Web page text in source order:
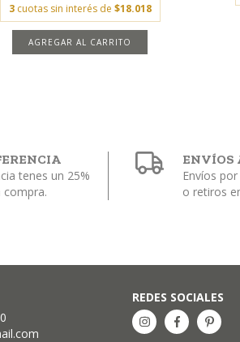
3 cuotas sin interés de $18.018
AGREGAR AL CARRITO
tenes un 25%
compra.
ENVÍOS
Envíos
o retiros
REDES SOCIALES